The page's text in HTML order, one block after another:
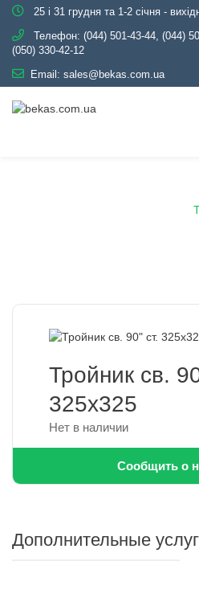
25 і 31 грудня та 1-2 січня -
Телефон: (044) 501-43-44, (044)
(050) 330-42-12
Email: sales@bekas.com.ua
Тройник св.
325х325
Нет в наличии
Сообщить о
Дополнительные